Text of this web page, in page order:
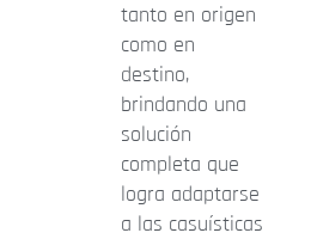
tanto en origen
como en
destino,
brindando una
solución
completa que
logra adaptarse
a las casuísticas